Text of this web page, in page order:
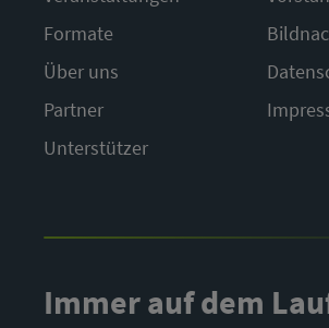
Formate
Über uns
Partner
Unterstützer
Immer auf dem